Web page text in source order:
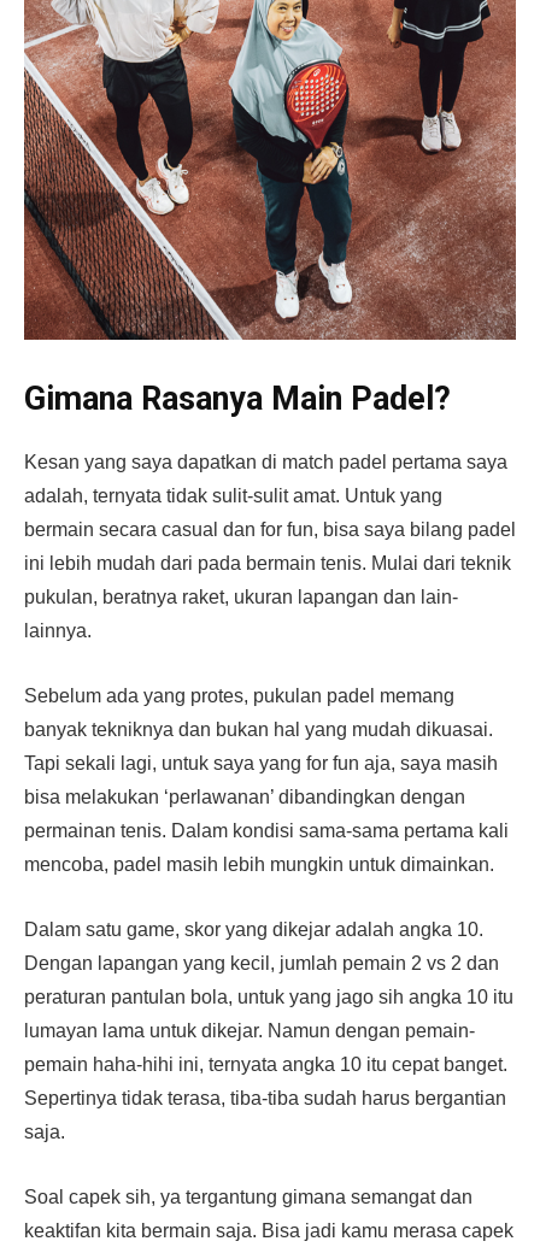
Gimana Rasanya Main Padel?
Kesan yang saya dapatkan di match padel pertama saya
adalah, ternyata tidak sulit-sulit amat. Untuk yang
bermain secara casual dan for fun, bisa saya bilang padel
ini lebih mudah dari pada bermain tenis. Mulai dari teknik
pukulan, beratnya raket, ukuran lapangan dan lain-
lainnya.
Sebelum ada yang protes, pukulan padel memang
banyak tekniknya dan bukan hal yang mudah dikuasai.
Tapi sekali lagi, untuk saya yang for fun aja, saya masih
bisa melakukan ‘perlawanan’ dibandingkan dengan
permainan tenis. Dalam kondisi sama-sama pertama kali
mencoba, padel masih lebih mungkin untuk dimainkan.
Dalam satu game, skor yang dikejar adalah angka 10.
Dengan lapangan yang kecil, jumlah pemain 2 vs 2 dan
peraturan pantulan bola, untuk yang jago sih angka 10 itu
lumayan lama untuk dikejar. Namun dengan pemain-
pemain haha-hihi ini, ternyata angka 10 itu cepat banget.
Sepertinya tidak terasa, tiba-tiba sudah harus bergantian
saja.
Soal capek sih, ya tergantung gimana semangat dan
keaktifan kita bermain saja. Bisa jadi kamu merasa capek